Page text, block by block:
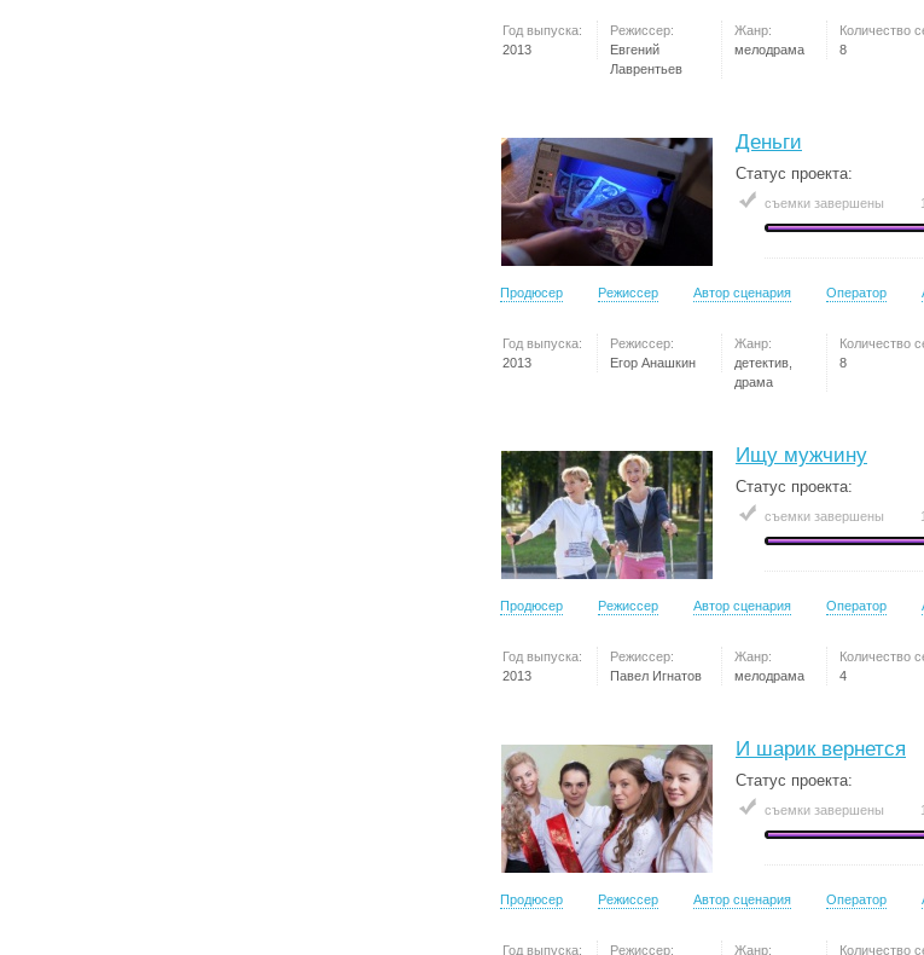
Год выпуска:
2013
Режиссер:
Евгений
Лаврентьев
Жанр:
мелодрама
Количество
8
Деньги
Статус проекта:
съемки завершены
Продюсер Режиссер Автор сценария Оператор
Год выпуска:
2013
Режиссер:
Егор Анашкин
Жанр:
детектив,
драма
Количество
8
Ищу мужчину
Статус проекта:
съемки завершены
Продюсер Режиссер Автор сценария Оператор
Год выпуска:
2013
Режиссер:
Павел Игнатов
Жанр:
мелодрама
Количество
4
И шарик вернется
Статус проекта:
съемки завершены
Продюсер Режиссер Автор сценария Оператор
Год выпуска: Режиссер: Жанр: Количество